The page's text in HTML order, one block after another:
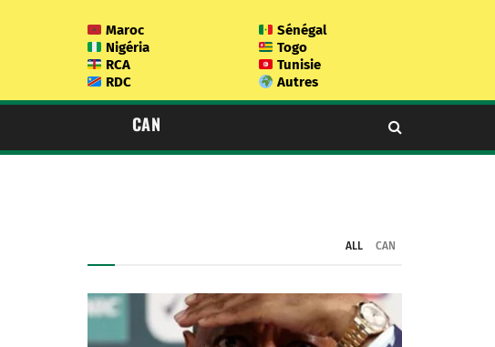
Maroc
Nigéria
RCA
RDC
Sénégal
Togo
Tunisie
Autres
CAN
ALL CAN